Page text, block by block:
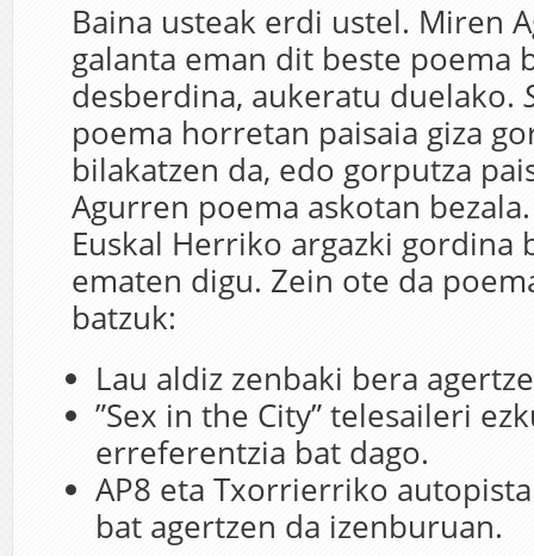
Baina usteak erdi ustel. Miren
galanta eman dit beste poema
desberdina, aukeratu duelako.
poema horretan paisaia giza
bilakatzen da, edo gorputza
Agurren poema askotan
Euskal Herriko argazki gordina
ematen digu. Zein ote da
batzuk:
Lau aldiz zenbaki bera
”Sex in the City” telesaileri
erreferentzia bat dago.
AP8 eta Txorrierriko
bat agertzen da izenburuan.